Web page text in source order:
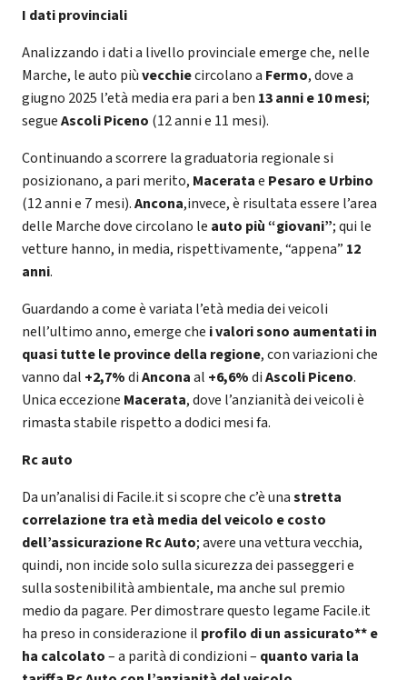
I dati provinciali
Analizzando i dati a livello provinciale emerge che, nelle
Marche, le auto piùvecchiecircolano a Fermo, dove a
giugno 2025 l’età media era pari a ben 13 anni e 10 mesi;
segueAscoli Piceno (12 anni e 11 mesi).
Continuando a scorrere la graduatoria regionale si
posizionano, a pari merito, Maceratae Pesaro e Urbino
(12 anni e 7 mesi).Ancona,invece, è risultata essere l’area
delle Marche dove circolano le auto più “giovani”; qui le
vetture hanno, in media, rispettivamente, “appena” 12
anni.
Guardando a come è variata l’età media dei veicoli
nell’ultimo anno, emerge che i valori sono aumentati in
quasi tutte le province della regione, con variazioni che
vanno dal +2,7%diAnconaal +6,6%diAscoli Piceno.
Unica eccezione Macerata, dove l’anzianità dei veicoli è
rimasta stabile rispetto a dodici mesi fa.
Rc auto
Da un’analisi di Facile.it si scopre che c’è unastretta
correlazione tra età media del veicolo e costo
dell’assicurazione Rc Auto; avere una vettura vecchia,
quindi, non incide solo sulla sicurezza dei passeggeri e
sulla sostenibilità ambientale, ma anche sul premio
medio da pagare. Per dimostrare questo legame Facile.it
ha preso in considerazione il profilo di un assicurato** e
ha calcolato– a parità di condizioni – quanto varia la